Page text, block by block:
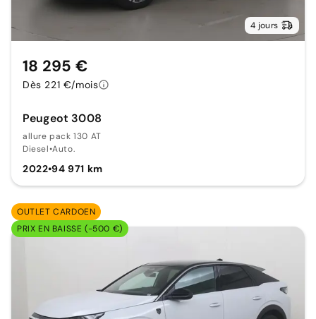
4 jours
Peugeot 3008
allure pack 130 AT
Diesel•Auto.
2022•94 971 km
18 295 €
Dès 221 €/mois
OUTLET CARDOEN
PRIX EN BAISSE (-500 €)